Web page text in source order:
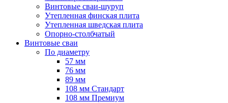
Винтовые сваи-шуруп
Утепленная финская плита
Утепленная шведская плита
Опорно-столбчатый
Винтовые сваи
По диаметру
57 мм
76 мм
89 мм
108 мм Стандарт
108 мм Премиум